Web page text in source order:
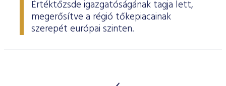
Értéktőzsde igazgatóságának tagja lett,
megerősítve a régió tőkepiacainak
szerepét európai szinten.